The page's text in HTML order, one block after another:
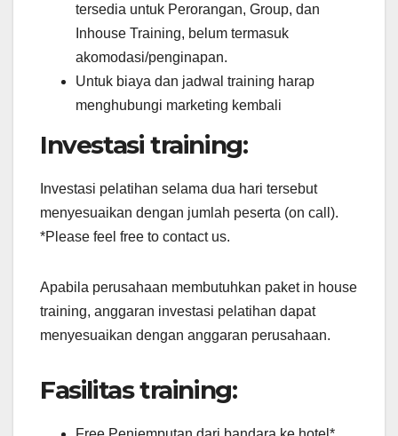
tersedia untuk Perorangan, Group, dan
Inhouse Training, belum termasuk
akomodasi/penginapan.
Untuk biaya dan jadwal training harap
menghubungi marketing kembali
Investasi training:
Investasi pelatihan selama dua hari tersebut
menyesuaikan dengan jumlah peserta (on call).
*Please feel free to contact us.
Apabila perusahaan membutuhkan paket in house
training, anggaran investasi pelatihan dapat
menyesuaikan dengan anggaran perusahaan.
Fasilitas training: